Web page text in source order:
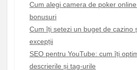
Cum alegi camera de poker
bonusuri
Cum îți setezi un buget de cazino
excepții
SEO pentru YouTube: cum îți
descrierile și tag-urile